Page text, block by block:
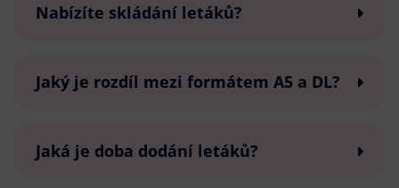
Nabízíte skládání letáků?
Jaký je rozdíl mezi formátem A5 a DL?
Jaká je doba dodání letáků?